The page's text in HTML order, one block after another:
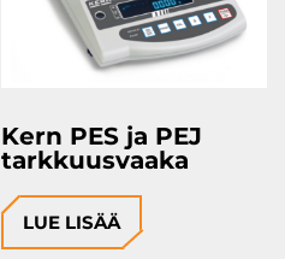
Kern PES ja PEJ
tarkkuusvaaka
LUE LISÄÄ